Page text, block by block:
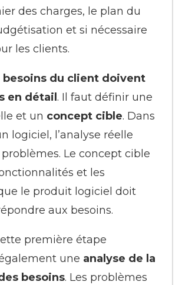
des charges, le plan du
et si nécessaire
les clients.
besoins du client doivent
en détail. Il faut définir une
et un concept cible. Dans
logiciel, l’analyse réelle
Le concept cible
et les
le produit logiciel doit
aux besoins.
première étape
une analyse de la
besoins. Les problèmes